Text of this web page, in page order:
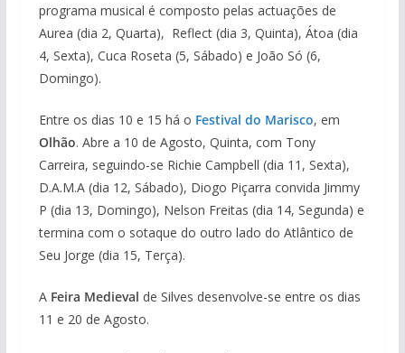
programa musical é composto pelas actuações de
Aurea (dia 2, Quarta), Reflect (dia 3, Quinta), Átoa (dia
4, Sexta), Cuca Roseta (5, Sábado) e João Só (6,
Domingo).
Entre os dias 10 e 15 há o Festival do Marisco, em
Olhão. Abre a 10 de Agosto, Quinta, com Tony
Carreira, seguindo-se Richie Campbell (dia 11, Sexta),
D.A.M.A (dia 12, Sábado), Diogo Piçarra convida Jimmy
P (dia 13, Domingo), Nelson Freitas (dia 14, Segunda) e
termina com o sotaque do outro lado do Atlântico de
Seu Jorge (dia 15, Terça).
A Feira Medieval de Silves desenvolve-se entre os dias
11 e 20 de Agosto.